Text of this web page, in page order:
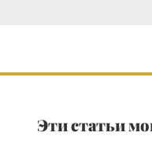
Эти статьи